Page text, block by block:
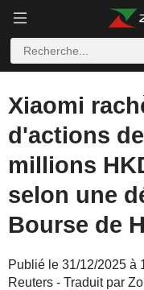
Xiaomi
d'actions
millions
selon une
Bourse de
Publié le 31/12/2025 à
Reuters - Traduit par